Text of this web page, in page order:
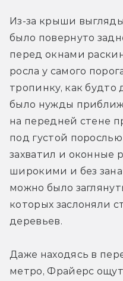
Из-за крыши
было повернуто
перед окнами
росла у самого
тропинку, как будто
было нужды
на передней стене
под густой
захватил и оконные
широкими и без
можно было
которых заслоняли
деревьев.
Даже находясь в
метро, Фрайерс